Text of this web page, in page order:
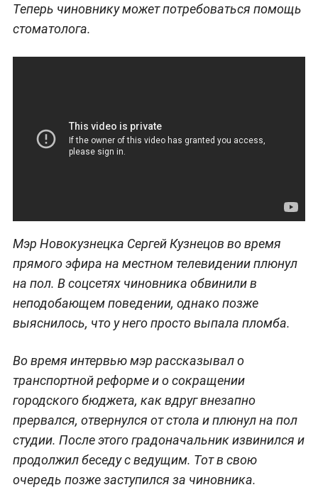
Теперь чиновнику может потребоваться помощь
стоматолога.
Мэр Новокузнецка Сергей Кузнецов во время
прямого эфира на местном телевидении плюнул
на пол. В соцсетях чиновника обвинили в
неподобающем поведении, однако позже
выяснилось, что у него просто выпала пломба.
Во время интервью мэр рассказывал о
транспортной реформе и о сокращении
городского бюджета, как вдруг внезапно
прервался, отвернулся от стола и плюнул на пол
студии. После этого градоначальник извинился и
продолжил беседу с ведущим. Тот в свою
очередь позже заступился за чиновника.